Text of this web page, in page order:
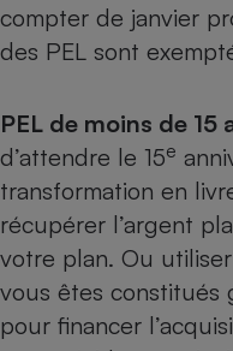
compter de janvier
des PEL sont
PEL de moins de 15
d’attendre le 15e
transformation en
récupérer l’argent
votre plan. Ou
vous êtes constitués
pour financer